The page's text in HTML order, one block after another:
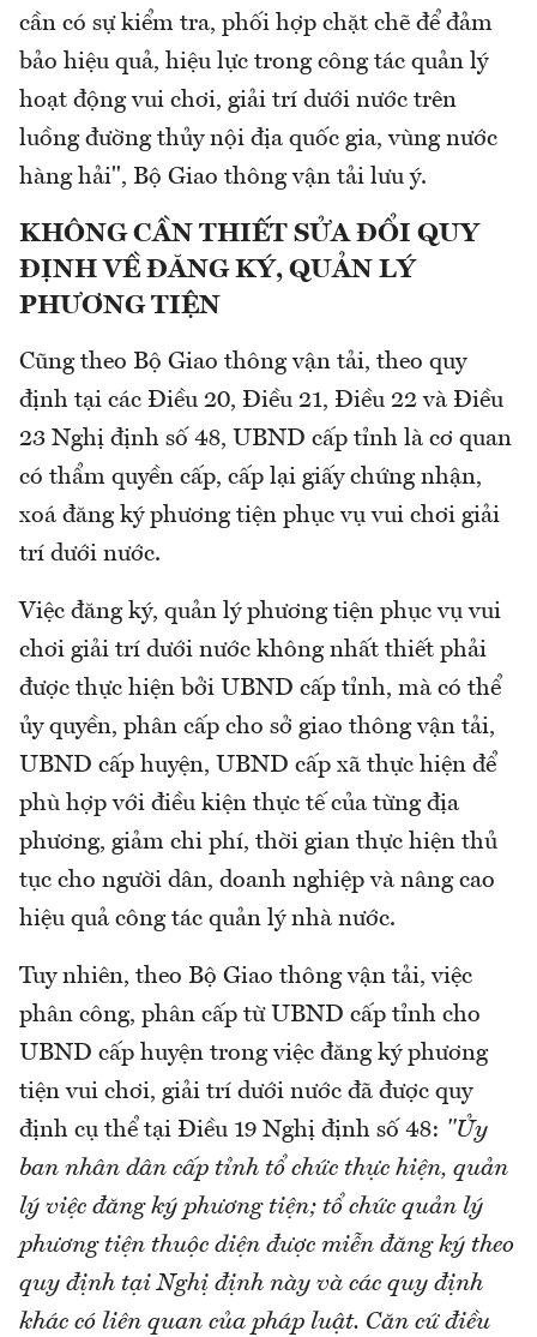
cần có sự kiểm tra, phối hợp chặt chẽ để đảm
bảo hiệu quả, hiệu lực trong công tác quản lý
hoạt động vui chơi, giải trí dưới nước trên
luồng đường thủy nội địa quốc gia, vùng nước
hàng hải", Bộ Giao thông vận tải lưu ý.
KHÔNG CẦN THIẾT SỬA ĐỔI QUY
ĐỊNH VỀ ĐĂNG KÝ, QUẢN LÝ
PHƯƠNG TIỆN
Cũng theo Bộ Giao thông vận tải, theo quy
định tại các Điều 20, Điều 21, Điều 22 và Điều
23 Nghị định số 48, UBND cấp tỉnh là cơ quan
có thẩm quyền cấp, cấp lại giấy chứng nhận,
xoá đăng ký phương tiện phục vụ vui chơi giải
trí dưới nước.
Việc đăng ký, quản lý phương tiện phục vụ vui
chơi giải trí dưới nước không nhất thiết phải
được thực hiện bởi UBND cấp tỉnh, mà có thể
ủy quyền, phân cấp cho sở giao thông vận tải,
UBND cấp huyện, UBND cấp xã thực hiện để
phù hợp với điều kiện thực tế của từng địa
phương, giảm chi phí, thời gian thực hiện thủ
tục cho người dân, doanh nghiệp và nâng cao
hiệu quả công tác quản lý nhà nước.
Tuy nhiên, theo Bộ Giao thông vận tải, việc
phân công, phân cấp từ UBND cấp tỉnh cho
UBND cấp huyện trong việc đăng ký phương
tiện vui chơi, giải trí dưới nước đã được quy
định cụ thể tại Điều 19 Nghị định số 48: "Ủy
ban nhân dân cấp tỉnh tổ chức thực hiện, quản
lý việc đăng ký phương tiện; tổ chức quản lý
phương tiện thuộc diện được miễn đăng ký theo
quy định tại Nghị định này và các quy định
khác có liên quan của pháp luật. Căn cứ điều